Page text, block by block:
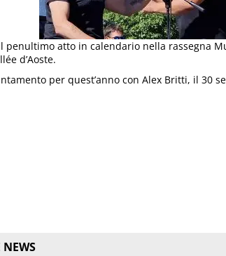
penultimo atto in calendario nella rassegna
d’Aoste.
per quest’anno con Alex Britti, il 30